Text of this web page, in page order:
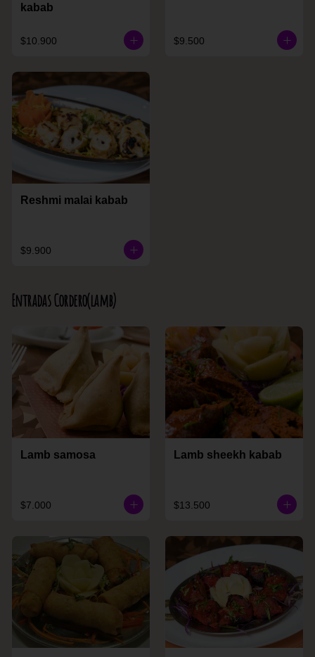
kabab
$10.900 $9.500
Reshmi malai kabab
$9.900
Entradas Cordero(lamb)
Lamb samosa
$7.000
Lamb sheekh kabab
$13.500